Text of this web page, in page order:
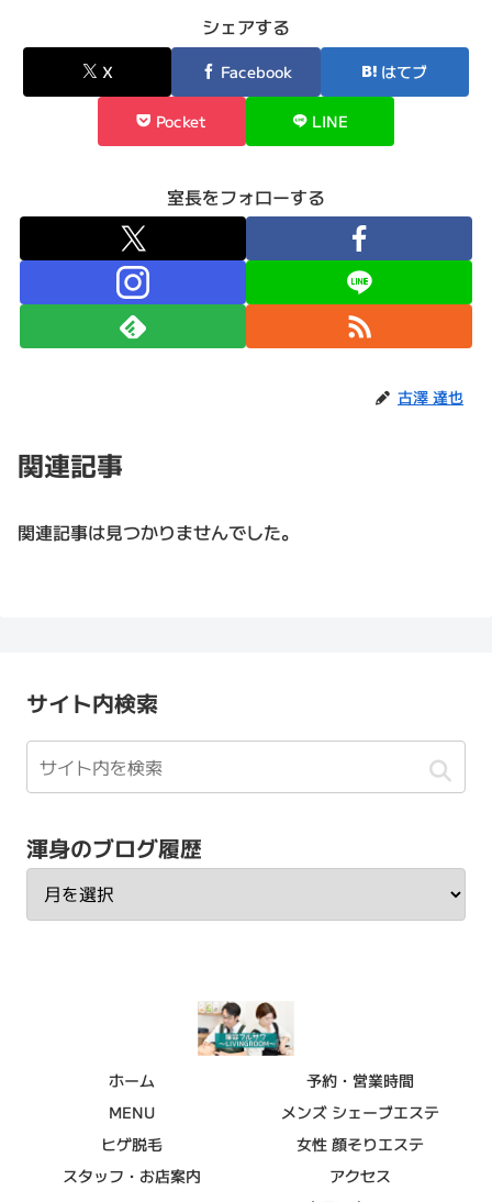
シェアする
X Facebook はてブ
Pocket LINE
室長をフォローする
古澤 達也
関連記事
関連記事は見つかりませんでした。
サイト内検索
渾身のブログ履歴
ホーム
予約・営業時間
MENU
メンズ シェーブエステ
ヒゲ脱毛
女性 顔そりエステ
スタッフ・お店案内
アクセス